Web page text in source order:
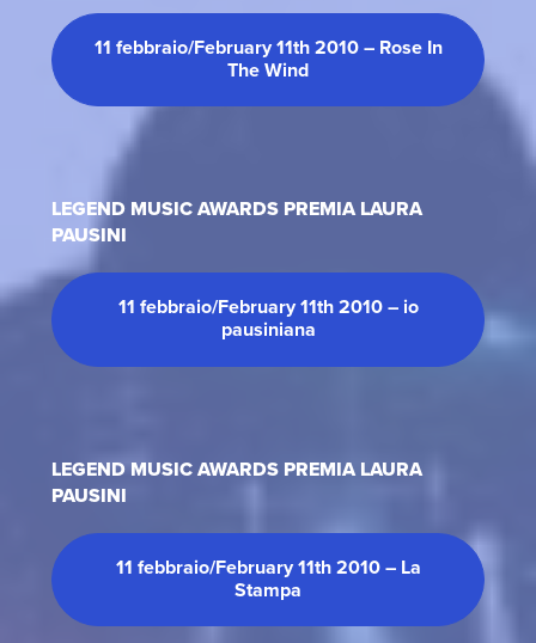
11 febbraio/February 11th 2010 – Rose In
The Wind
LEGEND MUSIC AWARDS PREMIA LAURA
PAUSINI
11 febbraio/February 11th 2010 – io
pausiniana
LEGEND MUSIC AWARDS PREMIA LAURA
PAUSINI
11 febbraio/February 11th 2010 – La
Stampa